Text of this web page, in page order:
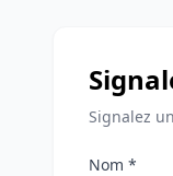
Signalez
Nom *